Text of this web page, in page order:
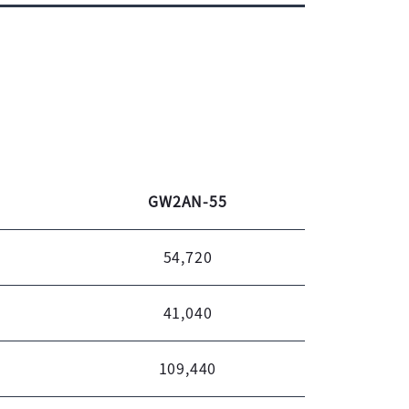
GW2AN-55
54,720
41,040
109,440